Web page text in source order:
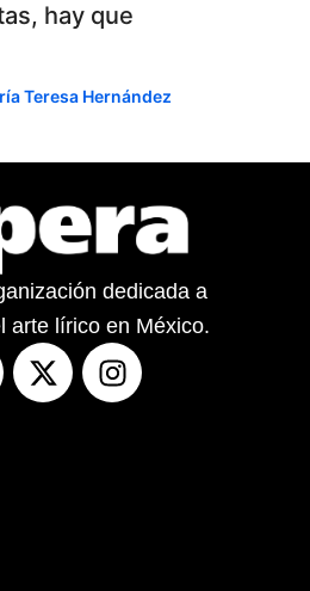
hay que
Teresa Hernández
dedicada a
arte lírico en México.
X
-
I
n